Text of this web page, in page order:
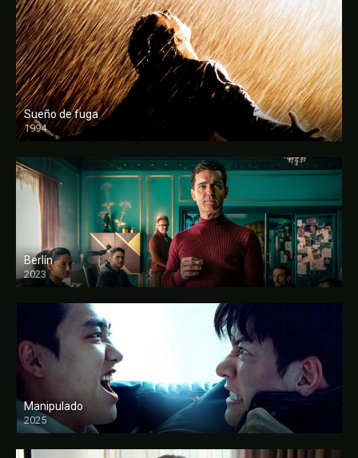
Sueño de fuga
1994
FULL HD
Berlín
2023
Manipulado
2025